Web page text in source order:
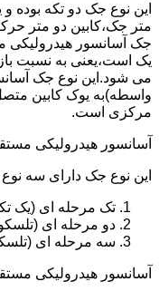
این نوع جک دو تکه بوده
متر جک،کابین دو متر
جک آسانسور هیدرولیکی
یک است،یعنی به نسبت
می شود.این نوع جک
واسطه)به یوک کابین
مرکزی است.
آسانسور هیدرولیکی
این نوع جک دارای سه
تک مرحله ای (یک
دو مرحله ای
سه مرحله ای
آسانسور هیدرولیکی